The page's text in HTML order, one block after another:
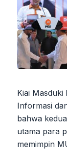
Kiai Masduki
Informasi
bahwa
utama para
memimpin